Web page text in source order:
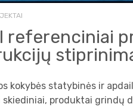
referenciniai
kokybės statybinės ir
produktai grindų